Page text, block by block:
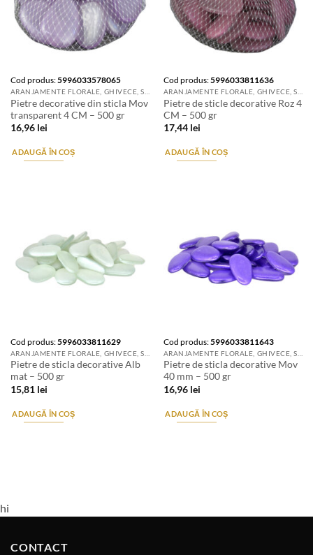
Cod produs:5996033578065
Pietre decorative din sticla Mov
transparent 4 CM – 500 gr
16,96 lei
ADAUGĂ ÎN COȘ
Cod produs:5996033811636
Pietre de sticle decorative Roz 4
CM – 500 gr
17,44 lei
ADAUGĂ ÎN COȘ
Cod produs:5996033811629
Pietre de sticla decorative Alb
mat – 500 gr
15,81 lei
ADAUGĂ ÎN COȘ
Cod produs:5996033811643
Pietre de sticla decorative Mov
40 mm – 500 gr
16,96 lei
ADAUGĂ ÎN COȘ
hi
CONTACT